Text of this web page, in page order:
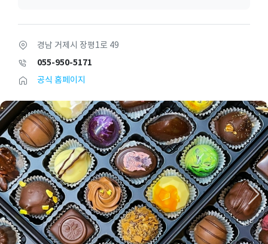
경남 거제시 장평1로 49
055-950-5171
공식 홈페이지